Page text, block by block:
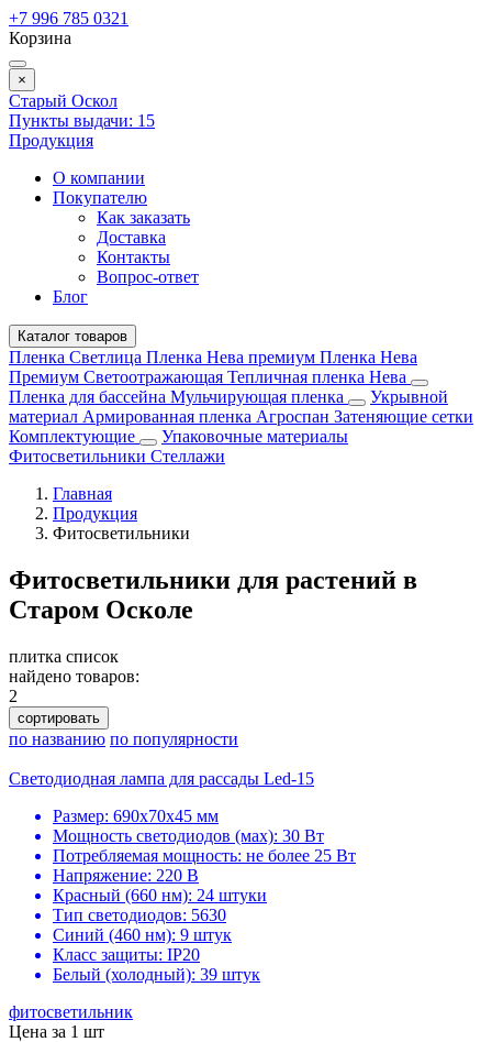
+7 996 785 0321
Корзина
×
Старый Оскол
Пункты выдачи: 15
Продукция
О компании
Покупателю
Как заказать
Доставка
Контакты
Вопрос-ответ
Блог
Каталог товаров
Пленка Светлица Пленка Нева премиум Пленка Нева
Премиум Светоотражающая Тепличная пленка Нева
Пленка для бассейна Мульчирующая пленка
Укрывной
материал Армированная пленка Агроспан Затеняющие сетки
Комплектующие
Упаковочные материалы
Фитосветильники Стеллажи
Главная
Продукция
Фитосветильники
Фитосветильники для растений в
Старом Осколе
плитка список
найдено товаров:
2
сортировать
по названию по популярности
Светодиодная лампа для рассады Led-15
Размер: 690х70х45 мм
Мощность светодиодов (мах): 30 Вт
Потребляемая мощность: не более 25 Вт
Напряжение: 220 В
Красный (660 нм): 24 штуки
Тип светодиодов: 5630
Синий (460 нм): 9 штук
Класс защиты: IP20
Белый (холодный): 39 штук
фитосветильник
Цена за 1 шт